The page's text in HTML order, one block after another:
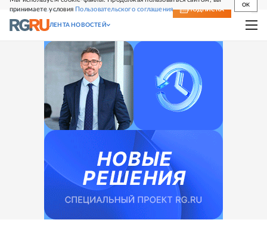
принимаете условия Пользовательского соглашения
OK
СВЕЖИЙ НОМЕР ПОДПИСКА
ЛЕНТА НОВОСТЕЙ